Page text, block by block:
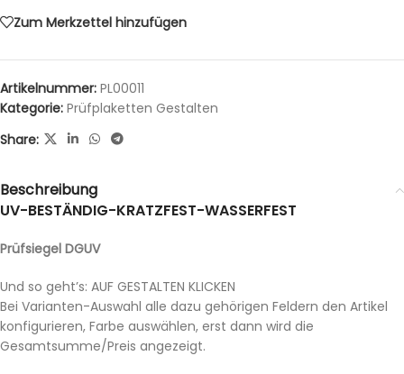
Zum Merkzettel hinzufügen
Artikelnummer: PL00011
Kategorie: Prüfplaketten Gestalten
Share:
Beschreibung
UV-BESTÄNDIG-KRATZFEST-WASSERFEST
Prüfsiegel DGUV
Und so geht’s: AUF GESTALTEN KLICKEN
Bei Varianten-Auswahl alle dazu gehörigen Feldern den Artikel
konfigurieren, Farbe auswählen, erst dann wird die
Gesamtsumme/Preis angezeigt.